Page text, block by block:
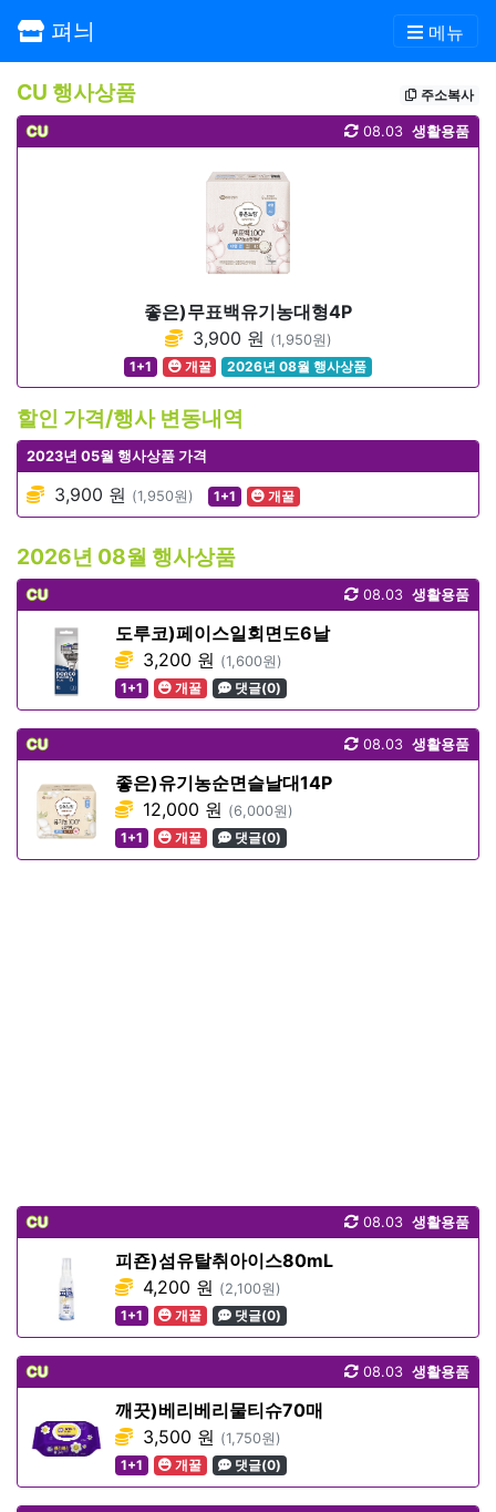
펴늬 메뉴
CU 행사상품 주소복사
CU 생활용품
08.03
좋은)무표백유기농대형4P
3,900 원 (1,950원)
1+1
개꿀 2026년 08월 행사상품
할인 가격/행사 변동내역
2023년 05월 행사상품 가격
3,900 원 (1,950원) 1+1 개꿀
2026년 08월 행사상품
CU 생활용품
08.03
도루코)페이스일회면도6날
3,200 원 (1,600원)
1+1
개꿀 댓글(0)
CU 생활용품
08.03
좋은)유기농순면슬날대14P
12,000 원 (6,000원)
1+1
개꿀 댓글(0)
CU 생활용품
08.03
피죤)섬유탈취아이스80mL
4,200 원 (2,100원)
1+1
개꿀 댓글(0)
CU 생활용품
08.03
깨끗)베리베리물티슈70매
3,500 원 (1,750원)
1+1
개꿀 댓글(0)